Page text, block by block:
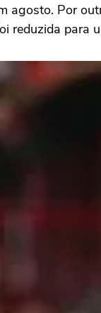
agosto. Por
reduzida